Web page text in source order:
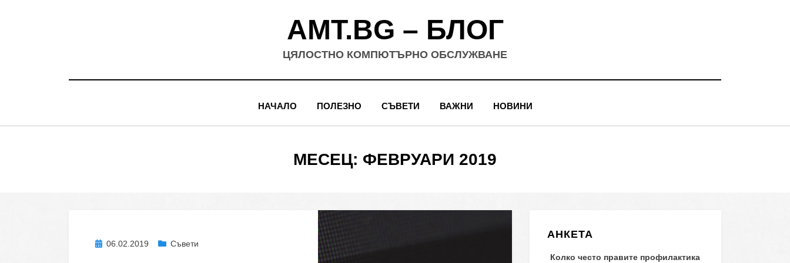
AMT.BG – БЛОГ
ЦЯЛОСТНО КОМПЮТЪРНО ОБСЛУЖВАНЕ
НАЧАЛО ПОЛЕЗНО СЪВЕТИ ВАЖНИ НОВИНИ
МЕСЕЦ: ФЕВРУАРИ 2019
Posted
06.02.2019 Съвети
АНКЕТА
Колко често правите профилактика